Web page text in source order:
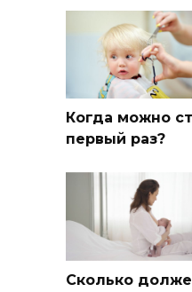
Когда можно
первый раз?
Сколько